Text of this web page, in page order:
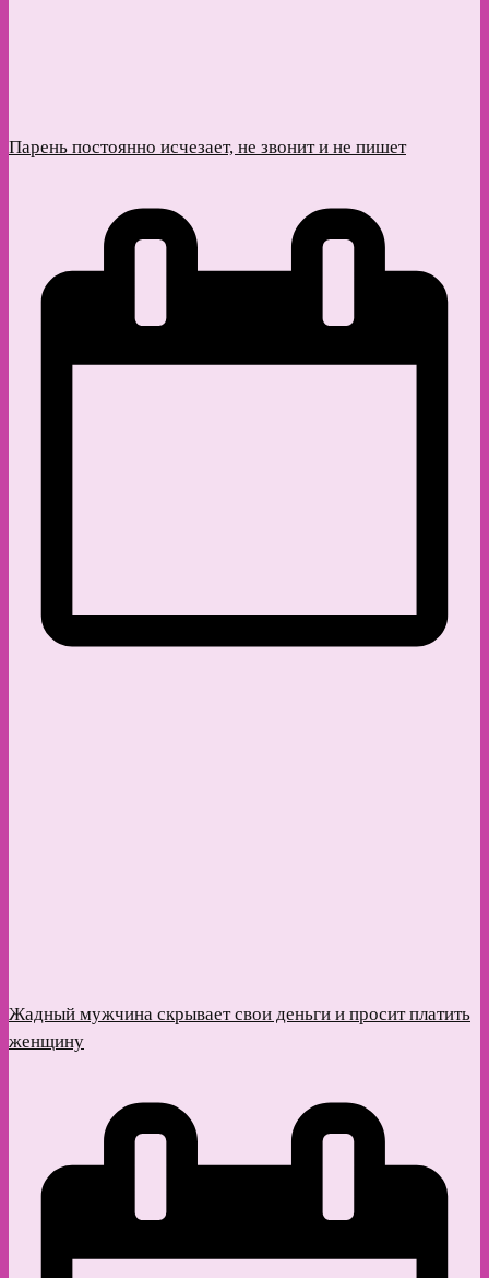
Парень постоянно исчезает, не звонит и не пишет
Жадный мужчина скрывает свои деньги и просит платить
женщину